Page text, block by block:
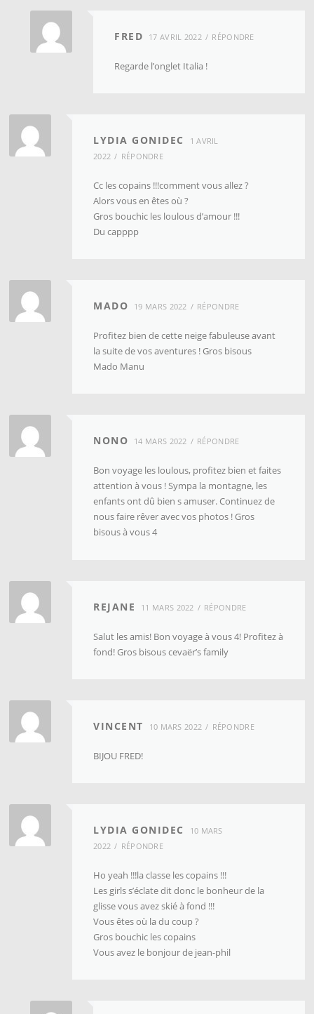
FRED 17 AVRIL 2022 RÉPONDRE
Regarde l’onglet Italia !
LYDIA GONIDEC
1 AVRIL
2022
RÉPONDRE
Cc les copains !!!comment vous allez ?
Alors vous en êtes où ?
Gros bouchic les loulous d’amour !!!
Du capppp
MADO 19 MARS 2022 RÉPONDRE
Profitez bien de cette neige fabuleuse avant
la suite de vos aventures ! Gros bisous
Mado Manu
NONO 14 MARS 2022 RÉPONDRE
Bon voyage les loulous, profitez bien et faites
attention à vous ! Sympa la montagne, les
enfants ont dû bien s amuser. Continuez de
nous faire rêver avec vos photos ! Gros
bisous à vous 4
REJANE 11 MARS 2022 RÉPONDRE
Salut les amis! Bon voyage à vous 4! Profitez à
fond! Gros bisous cevaër’s family
VINCENT 10 MARS 2022 RÉPONDRE
BIJOU FRED!
LYDIA GONIDEC
10 MARS
2022
RÉPONDRE
Ho yeah !!!la classe les copains !!!
Les girls s’éclate dit donc le bonheur de la
glisse vous avez skié à fond !!!
Vous êtes où la du coup ?
Gros bouchic les copains
Vous avez le bonjour de jean-phil